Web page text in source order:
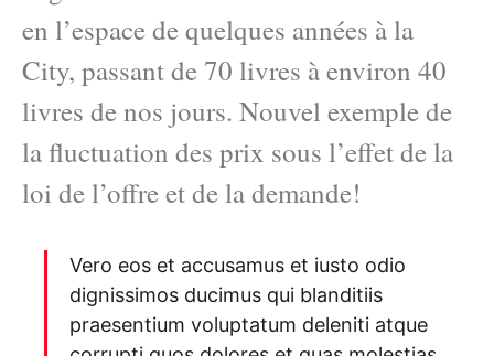
en l’espace de quelques années à la
City, passant de 70 livres à environ 40
livres de nos jours. Nouvel exemple de
la fluctuation des prix sous l’effet de la
loi de l’offre et de la demande!
Vero eos et accusamus et iusto odio
dignissimos ducimus qui blanditiis
praesentium voluptatum deleniti atque